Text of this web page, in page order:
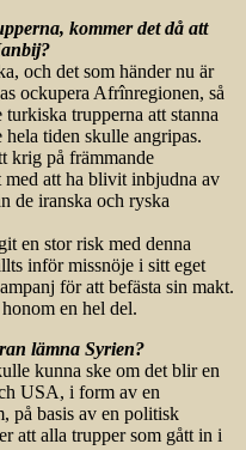
kommer det då att
och det som händer nu är
ockupera Afrînregionen, så
trupperna att stanna
tiden skulle angripas.
krig på främmande
med att ha blivit inbjudna av
de iranska och ryska
en stor risk med denna
inför missnöje i sitt eget
för att befästa sin makt.
en hel del.
lämna Syrien?
kunna ske om det blir en
USA, i form av en
på basis av en politisk
att alla trupper som gått in i